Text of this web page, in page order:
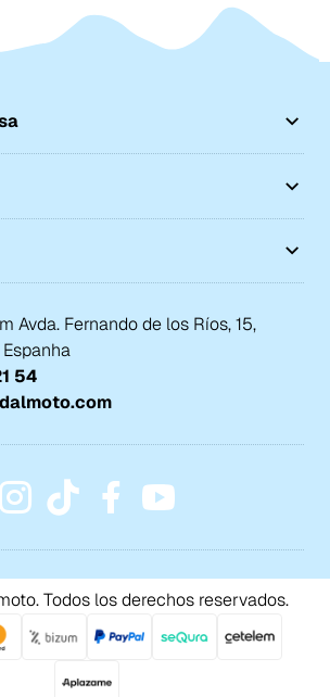
Avda. Fernando de los Ríos, 15,
54
Todos los derechos reservados.